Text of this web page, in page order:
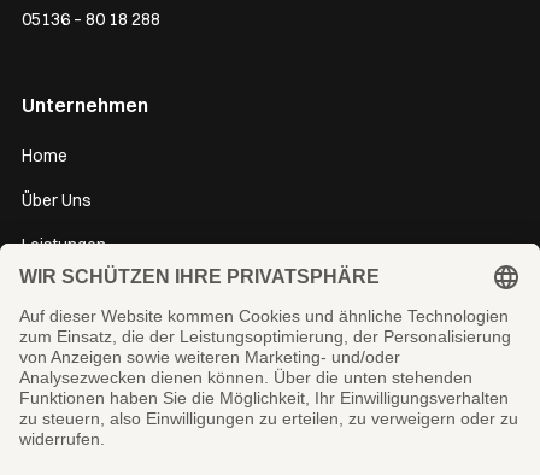
05136 – 80 18 288
Unternehmen
Home
Über Uns
Leistungen
Jobs
Bewerbung
Kontakt
Impressum